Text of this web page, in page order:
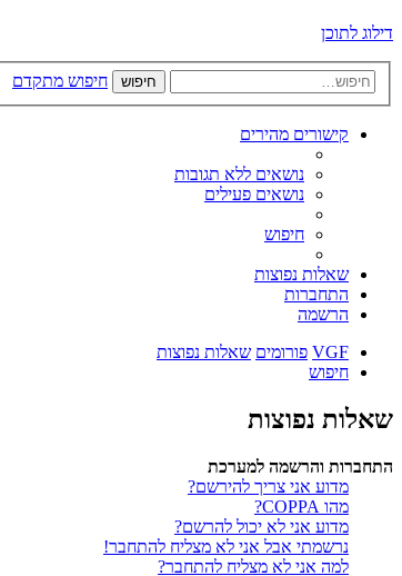
דילוג לתוכן
חיפוש חיפוש מתקדם
קישורים מהירים
נושאים ללא תגובות
נושאים פעילים
חיפוש
שאלות נפוצות
התחברות
הרשמה
VGF פורומים שאלות נפוצות
חיפוש
שאלות נפוצות
התחברות והרשמה למערכת
מדוע אני צריך להירשם?
מהו COPPA?
מדוע אני לא יכול להרשם?
נרשמתי אבל אני לא מצליח להתחבר!
למה אני לא מצליח להתחבר?